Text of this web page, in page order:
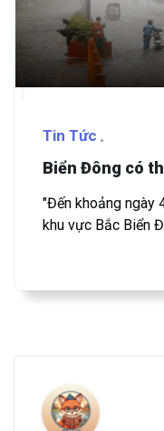
Tin Tức
Biển Đông có
"Đến khoảng ngày
khu vực Bắc Biển